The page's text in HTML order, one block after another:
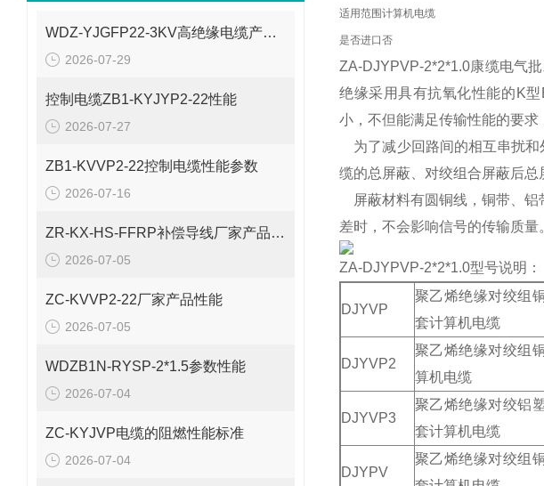
WDZ-YJGFP22-3KV高绝缘电缆产品介绍
2026-07-29
控制电缆ZB1-KYJYP2-22性能
2026-07-27
ZB1-KVVP2-22控制电缆性能参数
2026-07-16
ZR-KX-HS-FFRP补偿导线厂家产品性能
2026-07-05
ZC-KVVP2-22厂家产品性能
2026-07-05
WDZB1N-RYSP-2*1.5参数性能
2026-07-04
ZC-KYJVP电缆的阻燃性能标准
2026-07-04
适用范围计算机电缆
是否进口否
ZA-DJYPVP-2*2*1.0康缆电气
绝缘采用具有抗氧化性能的K
小，不但能满足传输性能的要求
为了减少回路间的相互串扰和
缆的总屏蔽、对绞组合屏蔽后总
屏蔽材料有圆铜线，铜带、铝
差时，不会影响信号的传输质量
ZA-DJYPVP-2*2*1.0型号说明：
DJYVP
聚乙烯绝缘对绞组
套计算机电缆
DJYVP2
聚乙烯绝缘对绞组
算机电缆
DJYVP3
聚乙烯绝缘对绞铝
套计算机电缆
DJYPV
聚乙烯绝缘对绞组